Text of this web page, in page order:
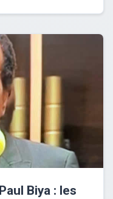
Biya : les